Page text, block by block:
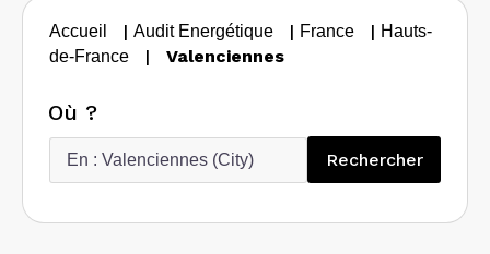
Accueil | Audit Energétique | France | Hauts-
de-France
| Valenciennes
Où ?
Rechercher